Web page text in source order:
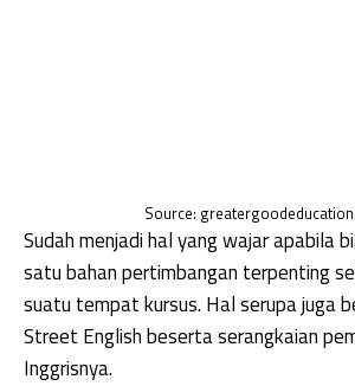
Source:
Sudah menjadi hal yang wajar apabila
satu bahan pertimbangan terpenting
suatu tempat kursus. Hal serupa juga
Street English beserta serangkaian
Inggrisnya.